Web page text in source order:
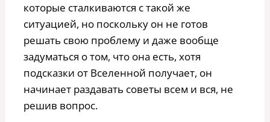
которые сталкиваются с такой же
ситуацией, но поскольку он не готов
решать свою проблему и даже вообще
задуматься о том, что она есть, хотя
подсказки от Вселенной получает, он
начинает раздавать советы всем и вся, не
решив вопрос.